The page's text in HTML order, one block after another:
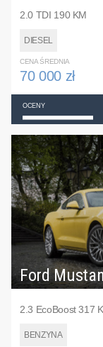
2.0 TDI 190 KM
DIESEL
CENA ŚREDNIA
70 000 zł
OCENY
Ford
2.3 EcoBoost 317
BENZYNA